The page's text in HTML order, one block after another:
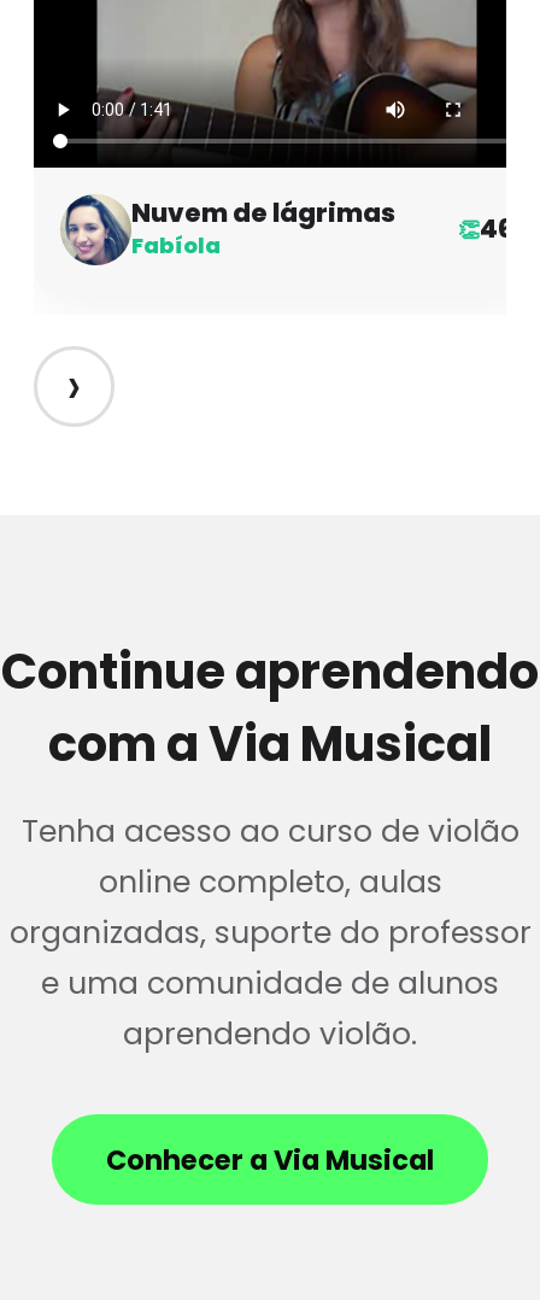
Nuvem de lágrimas
Fabíola
👏46
›
Continue aprendendo
com a Via Musical
Tenha acesso ao curso de violão
online completo, aulas
organizadas, suporte do professor
e uma comunidade de alunos
aprendendo violão.
Conhecer a Via Musical